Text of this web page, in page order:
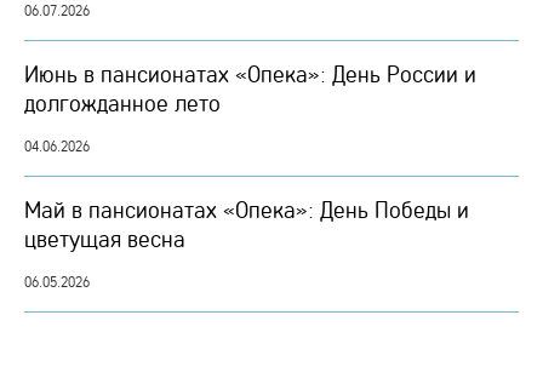
06.07.2026
Июнь в пансионатах «Опека»: День России и
долгожданное лето
04.06.2026
Май в пансионатах «Опека»: День Победы и
цветущая весна
06.05.2026